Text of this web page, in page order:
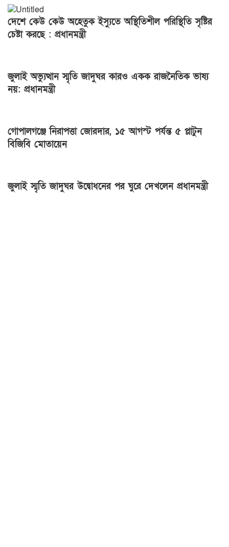
দেশে কেউ কেউ অহেতুক ইস্যুতে অস্থিতিশীল পরিস্থিতি সৃষ্টির
চেষ্টা করছে : প্রধানমন্ত্রী
জুলাই অভ্যুত্থান স্মৃতি জাদুঘর কারও একক রাজনৈতিক ভাষ্য
নয়: প্রধানমন্ত্রী
গোপালগঞ্জে নিরাপত্তা জোরদার, ১৫ আগস্ট পর্যন্ত ৫ প্লাটুন
বিজিবি মোতায়েন
জুলাই স্মৃতি জাদুঘর উদ্বোধনের পর ঘুরে দেখলেন প্রধানমন্ত্রী